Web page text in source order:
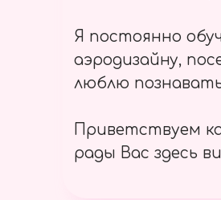
Я постоянно
аэродизайну,
люблю
Приветствуем
рады Вас здесь